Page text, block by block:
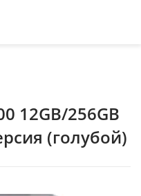
12GB/256GB
(голубой)